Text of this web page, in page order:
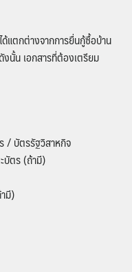
แตกต่างจากการยื่นกู้ซื้อบ้าน
นั้น เอกสารที่ต้องเตรียม
/ บัตรรัฐวิสาหกิจ
บัตร (ถ้ามี)
มี)